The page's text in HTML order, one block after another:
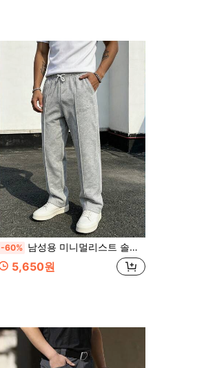
-60% 남성용 미니멀리스트 솔리드 컬러 스트레이트 레그 스웨트팬츠 - 드로스트링 탄력 허리, 사이드 포켓, 부드럽고 편안한 소재, 루즈핏, 일상 운동, 산책 또는 캐주얼 외출에 적합
5,650원